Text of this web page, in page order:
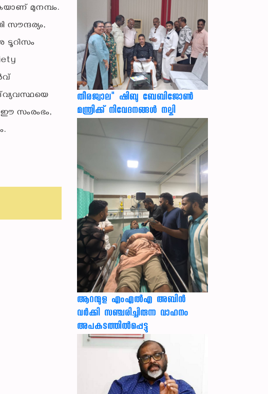
മുനമ്പം.
ടൂറിസം
സംരംഭം,
തീരജ്വാല" ഷിബു ബേബിജോൺ
മന്ത്രിക്ക് നിവേദനങ്ങള്‍ നല്കി
ആറന്മുള എംഎൽഎ അബിൻ
വർക്കി സഞ്ചരിച്ചിരുന്ന വാഹനം
അപകടത്തിൽപ്പെട്ടു